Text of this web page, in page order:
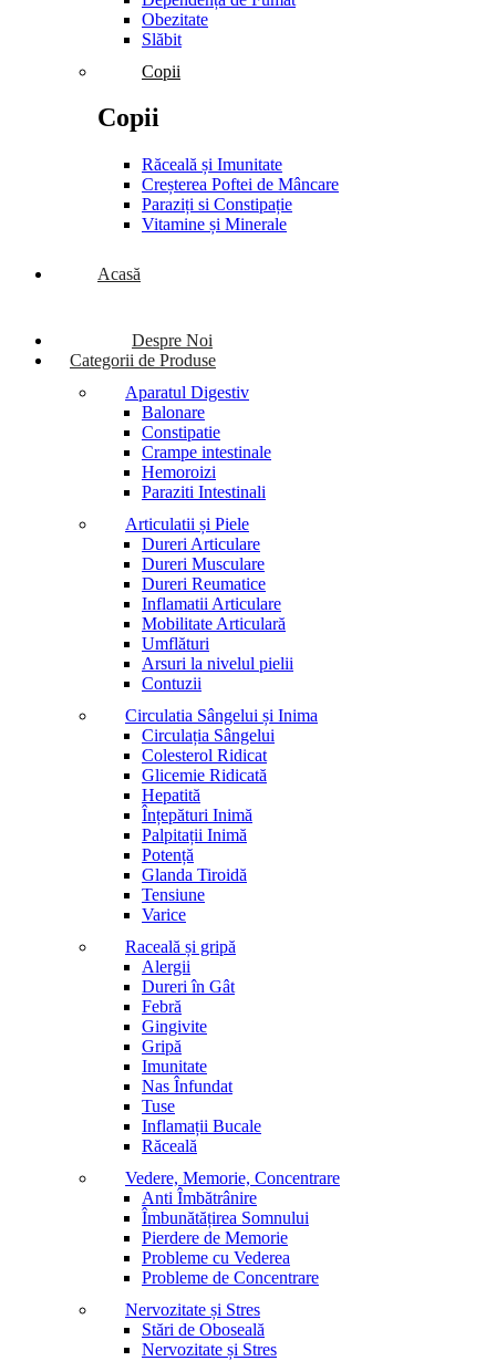
Obezitate
Slăbit
Copii
Copii
Răceală și Imunitate
Creșterea Poftei de Mâncare
Paraziți si Constipație
Vitamine și Minerale
Acasă
Despre Noi
Categorii de Produse
Aparatul Digestiv
Balonare
Constipatie
Crampe intestinale
Hemoroizi
Paraziti Intestinali
Articulatii și Piele
Dureri Articulare
Dureri Musculare
Dureri Reumatice
Inflamatii Articulare
Mobilitate Articulară
Umflături
Arsuri la nivelul pielii
Contuzii
Circulatia Sângelui și Inima
Circulația Sângelui
Colesterol Ridicat
Glicemie Ridicată
Hepatită
Înțepături Inimă
Palpitații Inimă
Potență
Glanda Tiroidă
Tensiune
Varice
Raceală și gripă
Alergii
Dureri în Gât
Febră
Gingivite
Gripă
Imunitate
Nas Înfundat
Tuse
Inflamații Bucale
Răceală
Vedere, Memorie, Concentrare
Anti Îmbătrânire
Îmbunătățirea Somnului
Pierdere de Memorie
Probleme cu Vederea
Probleme de Concentrare
Nervozitate și Stres
Stări de Oboseală
Nervozitate și Stres